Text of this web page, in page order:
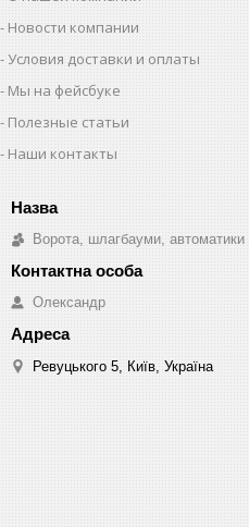
Новости компании
Условия доставки и оплаты
Мы на фейсбуке
Полезные статьи
Наши контакты
Ворота, шлагбауми,
Олександр
Ревуцького 5, Київ, Україна